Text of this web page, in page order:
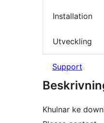
Installation
Utveckling
Support
Khulnar ke